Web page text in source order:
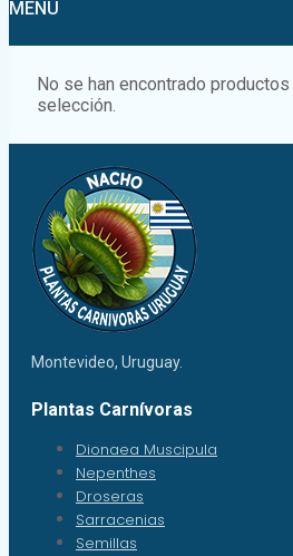
MENU
No se han encontrado
selección.
Montevideo, Uruguay.
Plantas Carnívoras
Dionaea Muscipula
Nepenthes
Droseras
Sarracenias
Semillas